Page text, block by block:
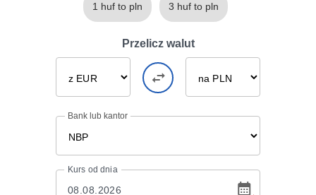
1 huf to pln 3 huf to pln
Przelicz walut
Bank lub kantor
Kurs od dnia